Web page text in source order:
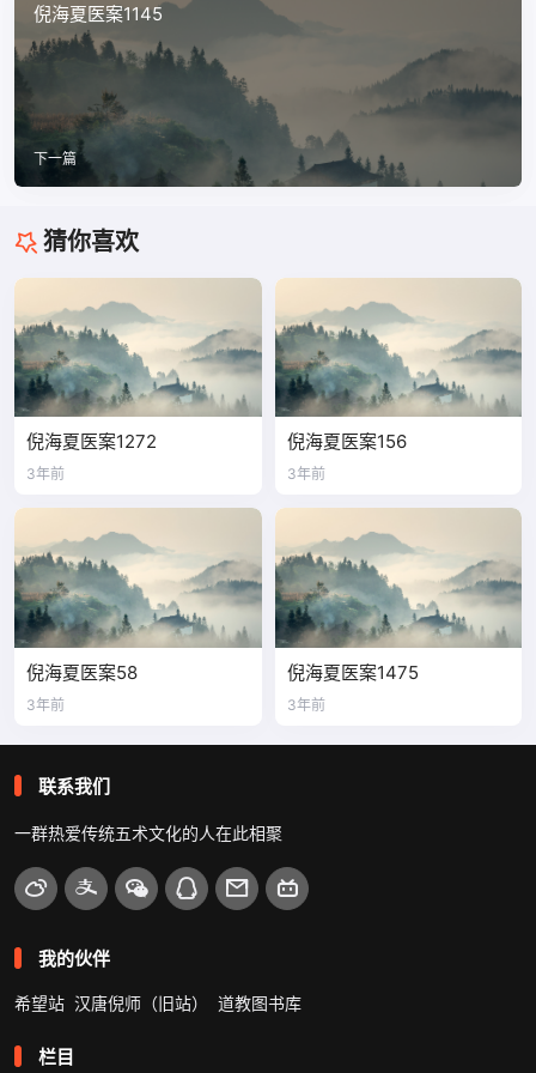
倪海夏医案1145
下一篇
猜你喜欢
倪海夏医案1272
3年前
倪海夏医案156
3年前
倪海夏医案58
3年前
倪海夏医案1475
3年前
联系我们
一群热爱传统五术文化的人在此相聚
我的伙伴
希望站 汉唐倪师（旧站） 道教图书库
栏目